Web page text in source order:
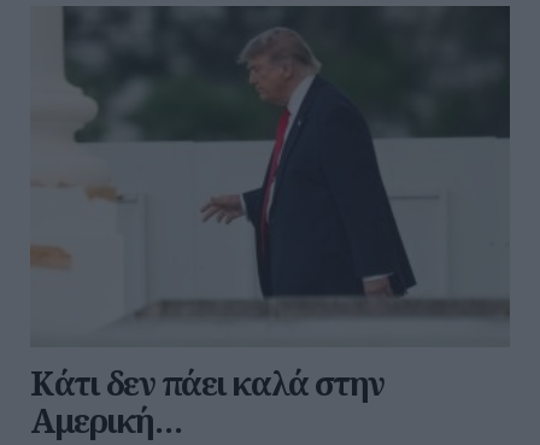
Κάτι δεν πάει καλά στην
Αμερική…